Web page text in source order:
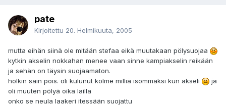
pate
Kirjoitettu 20. Helmikuuta, 2005
mutta eihän siinä ole mitään stefaa eikä muutakaan pölysuojaa
kytkin akselin nokkahan menee vaan sinne kampiakselin reikään
ja sehän on täysin suojaamaton.
holkin sain pois. oli kulunut kolme milliä isommaksi kun akseli
ja
oli muuten pölyä oika lailla
onko se neula laakeri itessään suojattu